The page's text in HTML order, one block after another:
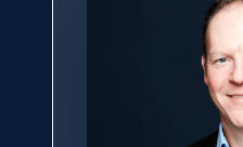
202+
Google Shopping -